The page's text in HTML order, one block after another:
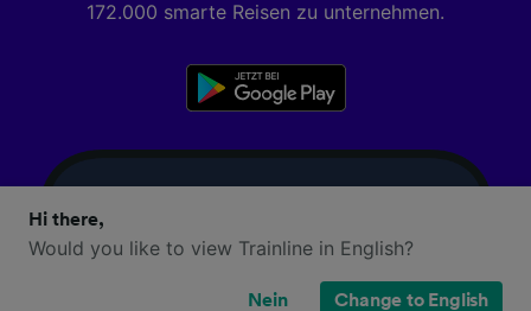
172.000 smarte Reisen zu unternehmen.
Hi there,
Would you like to view Trainline in English?
Nein Change to English